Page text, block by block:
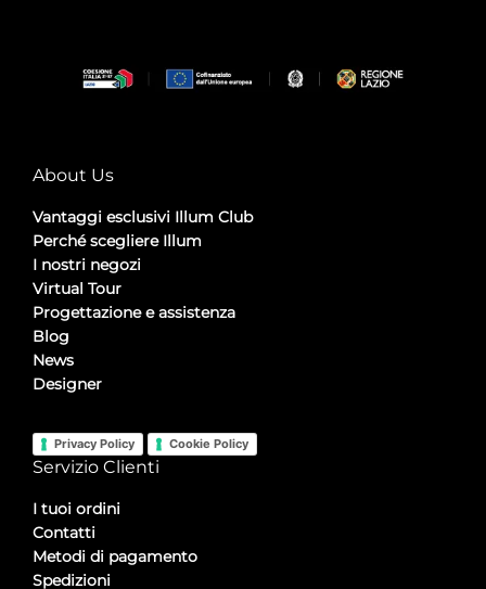
About Us
Vantaggi esclusivi Illum Club
Perché scegliere Illum
I nostri negozi
Virtual Tour
Progettazione e assistenza
Blog
News
Designer
Privacy Policy Cookie Policy
Servizio Clienti
I tuoi ordini
Contatti
Metodi di pagamento
Spedizioni